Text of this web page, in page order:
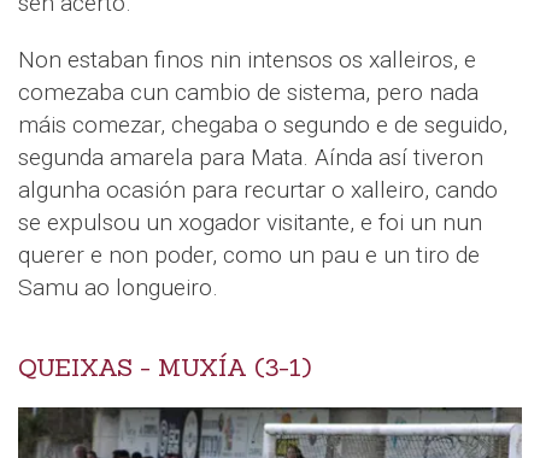
Non estaban finos nin intensos os xalleiros, e
comezaba cun cambio de sistema, pero nada
máis comezar, chegaba o segundo e de seguido,
segunda amarela para Mata. Aínda así tiveron
algunha ocasión para recurtar o xalleiro, cando
se expulsou un xogador visitante, e foi un nun
querer e non poder, como un pau e un tiro de
Samu ao longueiro.
QUEIXAS - MUXÍA (3-1)